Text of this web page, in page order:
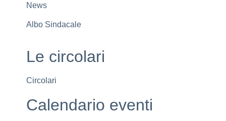
News
Albo Sindacale
Le circolari
Circolari
Calendario eventi